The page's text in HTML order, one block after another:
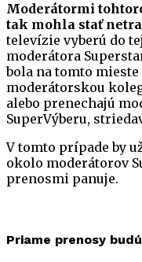
Moderátormi
tak mohla stať
televízie vyberú do
moderátora
bola na tomto
moderátorskou
alebo prenechajú
SuperVýberu,
V tomto prípade by
okolo moderátorov
prenosmi panuje.
Priame prenosy